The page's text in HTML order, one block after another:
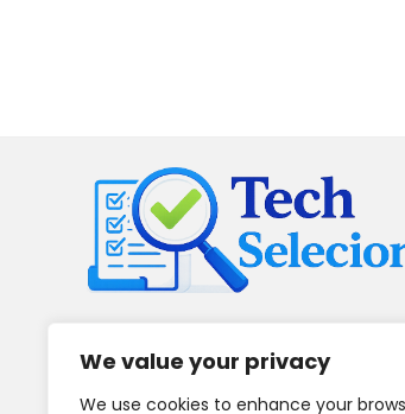
We value your privacy
We use cookies to enhance your
Amazon e Programa de Afiliados